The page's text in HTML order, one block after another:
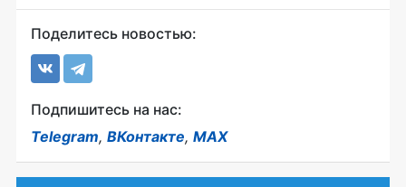
Поделитесь новостью:
Подпишитесь на нас:
Telegram, ВКонтакте, MAX